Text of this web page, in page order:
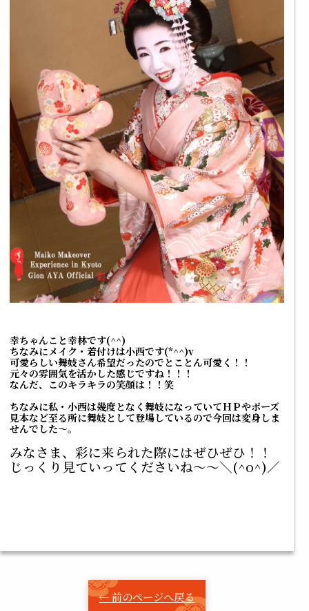
幸ちゃんこと幸林です(^^)
ちなみにメイク・着付けは小西です(*^^)v
可愛らしい舞妓さん希望だったのでとことん可愛く！！
元々の雰囲気を活かした感じですね！！！
なんだ、このキラキラの笑顔は！！笑
ちなみに私・小西は幾度となく舞妓になっていてＨＰやポーズ
見本など至る所に舞妓として登場しているので今回は変身しま
せんでした～。
みなさま、彩に来られた際にはぜひぜひ！！
じっくり見ていってくださいね～～＼(^o^)／
← 前のページへ戻る